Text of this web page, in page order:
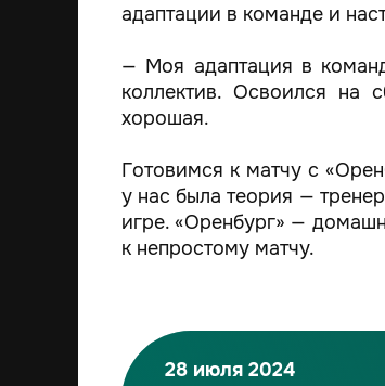
адаптации в команде и
— Моя адаптация в
коллектив. Освоился на
хорошая.
Готовимся к матчу с
у нас была теория —
игре. «Оренбург» —
к непростому матчу.
28 июля 2024